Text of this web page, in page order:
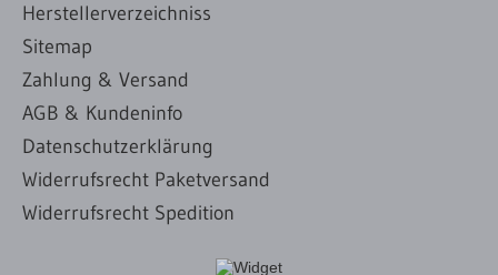
Herstellerverzeichniss
Sitemap
Zahlung & Versand
AGB & Kundeninfo
Datenschutzerklärung
Widerrufsrecht Paketversand
Widerrufsrecht Spedition